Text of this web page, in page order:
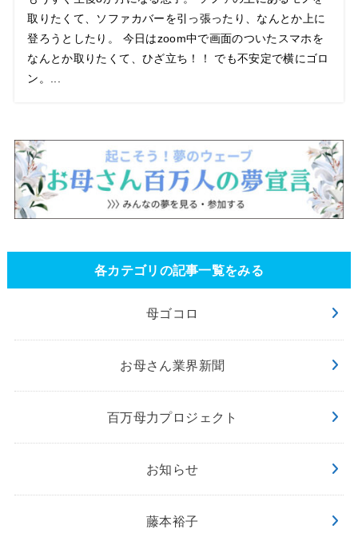
取りたくて、ソファカバーを引っ張ったり、なんとか上に
登ろうとしたり。 今日はzoom中で画面のついたスマホを
なんとか取りたくて、ひざ立ち！！ でも不安定で横にゴロ
ン。...
各カテゴリの記事一覧をみる
母ゴコロ
お母さん業界新聞
百万母力プロジェクト
お知らせ
藤本裕子